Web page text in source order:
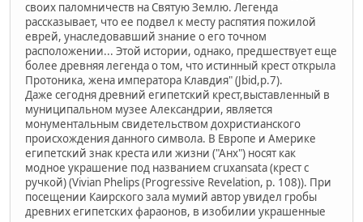
своих паломничеств на Святую Землю. Легенда
рассказывает, что ее подвел к месту распятия пожилой
еврей, унаследовавший знание о его точном
расположении... Этой истории, однако, предшествует еще
более древняя легенда о том, что истинный крест открыла
Протоника, жена императора Клавдия" (Jbid,p.7).
Даже сегодня древний египетский крест,выставленный в
муниципальном музее Александрии, является
монументальным свидетельством дохристианского
происхождения данного символа. В Европе и Америке
египетский знак креста или жизни ("Анх") носят как
модное украшение под названием cruxansata (крест с
ручкой) (Vivian Phelips (Progressive Revelation, p. 108)). При
посещении Каирского зала мумий автор увидел гробы
древних египетских фараонов, в изобилии украшенные